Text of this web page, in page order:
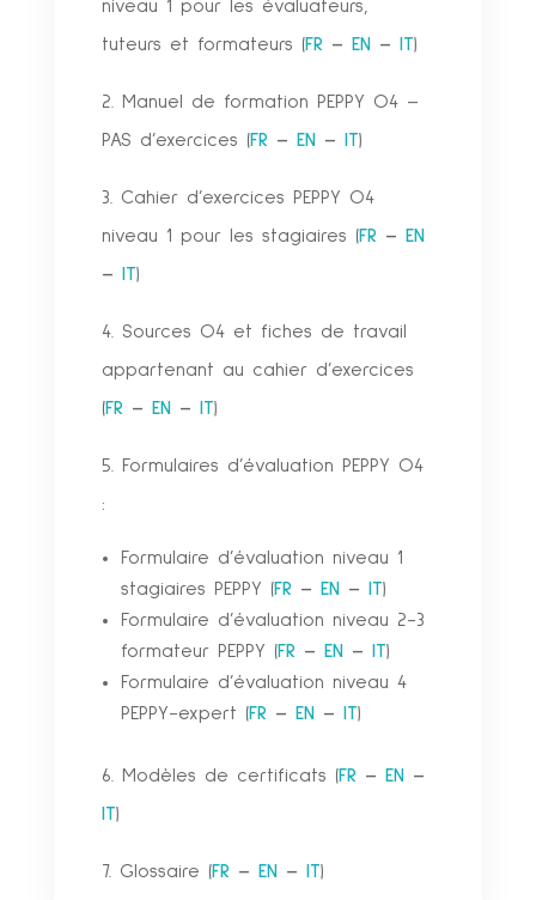
niveau 1 pour les évaluateurs,
tuteurs et formateurs (FR – EN – IT)
2. Manuel de formation PEPPY O4 –
PAS d’exercices (FR – EN – IT)
3. Cahier d’exercices PEPPY O4
niveau 1 pour les stagiaires (FR –
EN
–
IT)
4. Sources O4 et fiches de travail
appartenant au cahier d’exercices
(FR – EN – IT)
5. Formulaires d’évaluation PEPPY O4
:
Formulaire d’évaluation niveau 1
stagiaires PEPPY (FR – EN – IT)
Formulaire d’évaluation niveau 2-3
formateur PEPPY (FR – EN – IT)
Formulaire d’évaluation niveau 4
PEPPY-expert (FR – EN – IT)
6. Modèles de certificats (FR – EN
–
IT)
7. Glossaire (FR – EN – IT)